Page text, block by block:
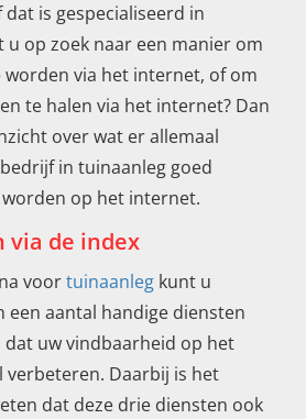
is gespecialiseerd in
op zoek naar een manier om
via het internet, of om
te halen via het internet? Dan
over wat er allemaal
in tuinaanleg goed
op het internet.
via de index
voortuinaanleg kunt u
een aantal handige diensten
uw vindbaarheid op het
Daarbij is het
dat deze drie diensten ook